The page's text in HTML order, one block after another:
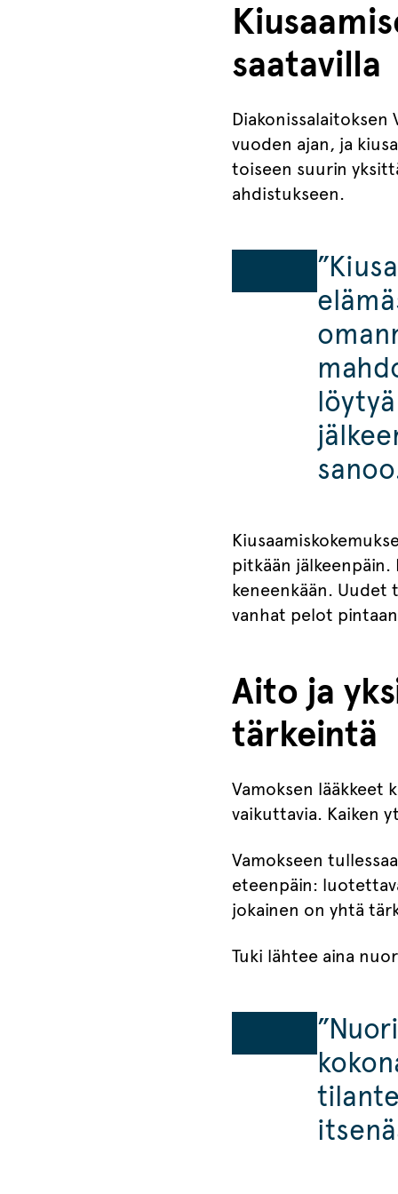
saatavilla
Diakonissalaitoksen
vuoden ajan, ja
toiseen suurin
ahdistukseen.
pitkään
keneenkään.
vanhat pelot
Aito ja
tärkeintä
Vamoksen lääkkeet
vaikuttavia. Kaiken
Vamokseen
eteenpäin:
jokainen on yhtä
Tuki lähtee aina